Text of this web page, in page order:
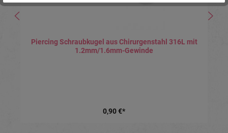
Piercing Schraubkugel aus Chirurgenstahl 316L mit
1.2mm/1.6mm-Gewinde
0,90 €*